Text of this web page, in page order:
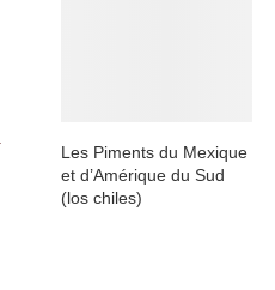
Les Piments du Mexique
et d’Amérique du Sud
(los chiles)